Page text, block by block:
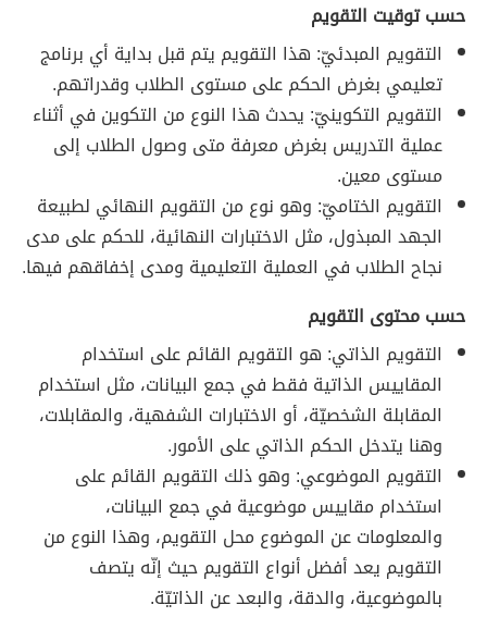
حسب توقيت التقويم
التقويم المبدئيّ: هذا التقويم يتم قبل بداية أي برنامج
تعليمي بغرض الحكم على مستوى الطلاب وقدراتهم.
التقويم التكوينيّ: يحدث هذا النوع من التكوين في أثناء
عملية التدريس بغرض معرفة متى وصول الطلاب إلى
مستوى معين.
التقويم الختاميّ: وهو نوع من التقويم النهائي لطبيعة
الجهد المبذول، مثل الاختبارات النهائية، للحكم على مدى
نجاح الطلاب في العملية التعليمية ومدى إخفاقهم فيها.
حسب محتوى التقويم
التقويم الذاتي: هو التقويم القائم على استخدام
المقاييس الذاتية فقط في جمع البيانات، مثل استخدام
المقابلة الشخصيّة، أو الاختبارات الشفهية، والمقابلات،
وهنا يتدخل الحكم الذاتي على الأمور.
التقويم الموضوعي: وهو ذلك التقويم القائم على
استخدام مقاييس موضوعية في جمع البيانات،
والمعلومات عن الموضوع محل التقويم، وهذا النوع من
التقويم يعد أفضل أنواع التقويم حيث إنّه يتصف
بالموضوعية، والدقة، والبعد عن الذاتيّة.